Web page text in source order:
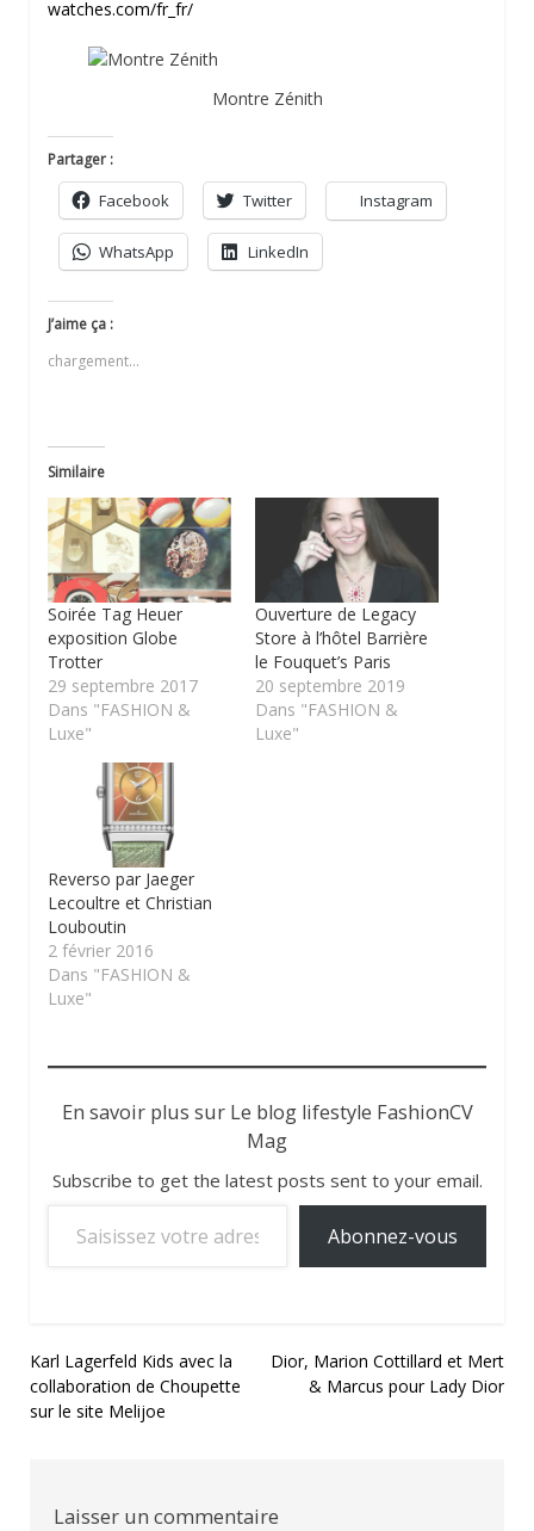
watches.com/fr_fr/
Montre Zénith
Partager :
Facebook Twitter Instagram
WhatsApp LinkedIn
J’aime ça :
chargement…
Similaire
Soirée Tag Heuer
exposition Globe
Trotter
29 septembre 2017
Dans "FASHION &
Luxe"
Ouverture de Legacy
Store à l’hôtel Barrière
le Fouquet’s Paris
20 septembre 2019
Dans "FASHION &
Luxe"
Reverso par Jaeger
Lecoultre et Christian
Louboutin
2 février 2016
Dans "FASHION &
Luxe"
En savoir plus sur Le blog lifestyle FashionCV
Mag
Subscribe to get the latest posts sent to your email.
Abonnez-vous
Navigation
de
Karl Lagerfeld Kids avec la
collaboration de Choupette
sur le site Melijoe
Dior, Marion Cottillard et Mert
& Marcus pour Lady Dior
Laisser un commentaire